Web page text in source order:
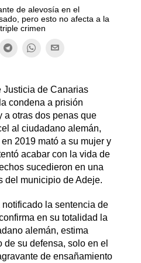
de alevosía en el
pero esto no afecta a la
crimen
Justicia de Canarias
condena a prisión
a otras dos penas que
al ciudadano alemán,
2019 mató a su mujer y
acabar con la vida de
sucedieron en una
del municipio de Adeje.
la sentencia de
en su totalidad la
alemán, estima
su defensa, solo en el
de ensañamiento